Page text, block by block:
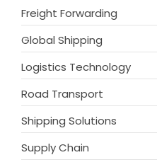
Freight Forwarding
Global Shipping
Logistics Technology
Road Transport
Shipping Solutions
Supply Chain